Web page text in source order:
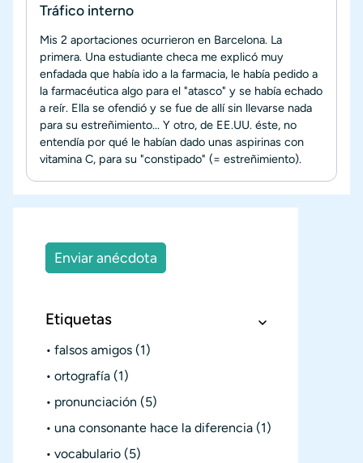
Tráfico interno
Mis 2 aportaciones ocurrieron en Barcelona. La
primera. Una estudiante checa me explicó muy
enfadada que había ido a la farmacia, le había pedido a
la farmacéutica algo para el "atasco" y se había echado
a reír. Ella se ofendió y se fue de allí sin llevarse nada
para su estreñimiento... Y otro, de EE.UU. éste, no
entendía por qué le habían dado unas aspirinas con
vitamina C, para su "constipado" (= estreñimiento).
Enviar anécdota
Etiquetas
falsos amigos (1)
ortografía (1)
pronunciación (5)
una consonante hace la diferencia (1)
vocabulario (5)